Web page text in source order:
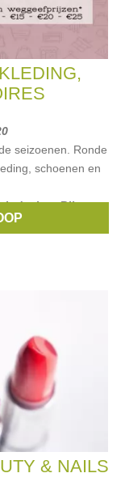
seizoenen. Ronde
schoenen en
k-design,Biba,
& NAILS